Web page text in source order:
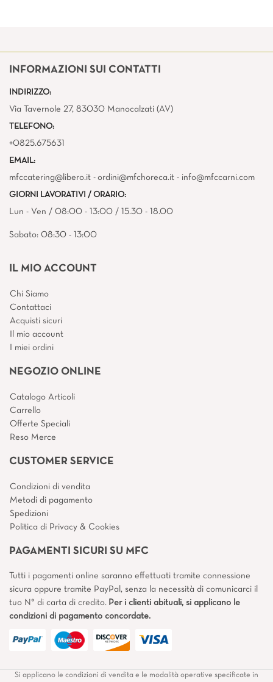
INFORMAZIONI SUI CONTATTI
INDIRIZZO:
Via Tavernole 27, 83030 Manocalzati (AV)
TELEFONO:
+0825.675631
EMAIL:
mfccatering@libero.it - ordini@mfchoreca.it - info@mfccarni.com
GIORNI LAVORATIVI / ORARIO:
Lun - Ven / 08:00 - 13:00 / 15.30 - 18.00
Sabato: 08:30 - 13:00
IL MIO ACCOUNT
Chi Siamo
Contattaci
Acquisti sicuri
Il mio account
I miei ordini
NEGOZIO ONLINE
Catalogo Articoli
Carrello
Offerte Speciali
Reso Merce
CUSTOMER SERVICE
Condizioni di vendita
Metodi di pagamento
Spedizioni
Politica di Privacy & Cookies
PAGAMENTI SICURI SU MFC
Tutti i pagamenti online saranno effettuati tramite connessione
sicura oppure tramite PayPal, senza la necessità di comunicarci il
tuo N° di carta di credito. Per i clienti abituali, si applicano le
condizioni di pagamento concordate.
Si applicano le condizioni di vendita e le modalità operative specificate in